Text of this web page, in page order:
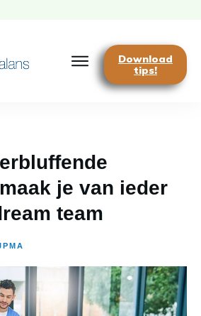
Download
tips!
je van ieder
team